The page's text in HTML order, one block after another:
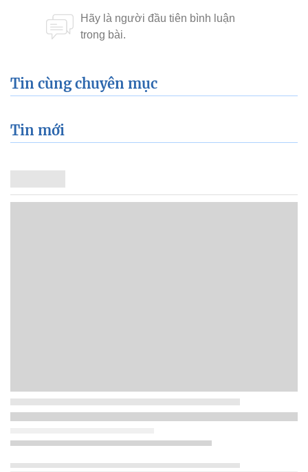
Tin cùng chuyên mục
Tin mới